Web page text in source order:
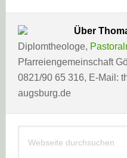
Über
Diplomtheologe,
Pfarreiengemeinschaft
0821/90 65 316, E-Mail:
augsburg.de
Haupt-
Sidebar
durchsuchen